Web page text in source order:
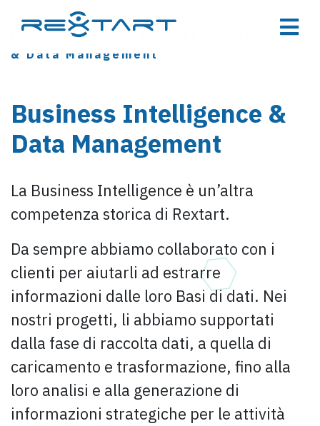
Offerta
Business Intelligence
& Data Management
Business Intelligence &
Data Management
La Business Intelligence è un’altra
competenza storica di Rextart.
Da sempre abbiamo collaborato con i
clienti per aiutarli ad estrarre
informazioni dalle loro Basi di dati. Nei
nostri progetti, li abbiamo supportati
dalla fase di raccolta dati, a quella di
caricamento e trasformazione, fino alla
loro analisi e alla generazione di
informazioni strategiche per le attività